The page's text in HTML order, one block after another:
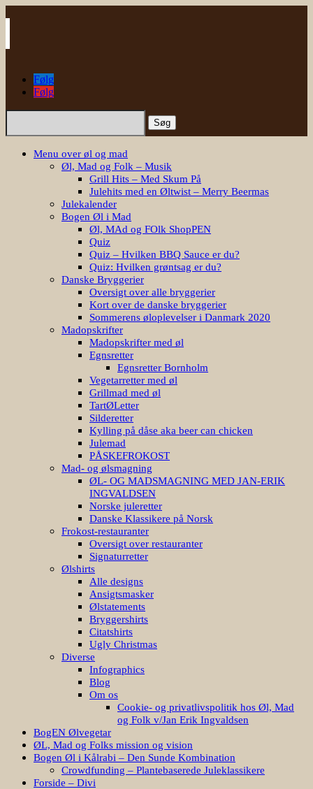
Følg
Følg
Søg
Menu over øl og mad
Øl, Mad og Folk – Musik
Grill Hits – Med Skum På
Julehits med en Øltwist – Merry Beermas
Julekalender
Bogen Øl i Mad
Øl, MAd og FOlk ShopPEN
Quiz
Quiz – Hvilken BBQ Sauce er du?
Quiz: Hvilken grøntsag er du?
Danske Bryggerier
Oversigt over alle bryggerier
Kort over de danske bryggerier
Sommerens øloplevelser i Danmark 2020
Madopskrifter
Madopskrifter med øl
Egnsretter
Egnsretter Bornholm
Vegetarretter med øl
Grillmad med øl
TartØLetter
Silderetter
Kylling på dåse aka beer can chicken
Julemad
PÅSKEFROKOST
Mad- og ølsmagning
ØL- OG MADSMAGNING MED JAN-ERIK
INGVALDSEN
Norske juleretter
Danske Klassikere på Norsk
Frokost-restauranter
Oversigt over restauranter
Signaturretter
Ølshirts
Alle designs
Ansigtsmasker
Ølstatements
Bryggershirts
Citatshirts
Ugly Christmas
Diverse
Infographics
Blog
Om os
Cookie- og privatlivspolitik hos Øl, Mad
og Folk v/Jan Erik Ingvaldsen
BogEN Ølvegetar
ØL, Mad og Folks mission og vision
Bogen Øl i Kålrabi – Den Sunde Kombination
Crowdfunding – Plantebaserede Juleklassikere
Forside – Divi